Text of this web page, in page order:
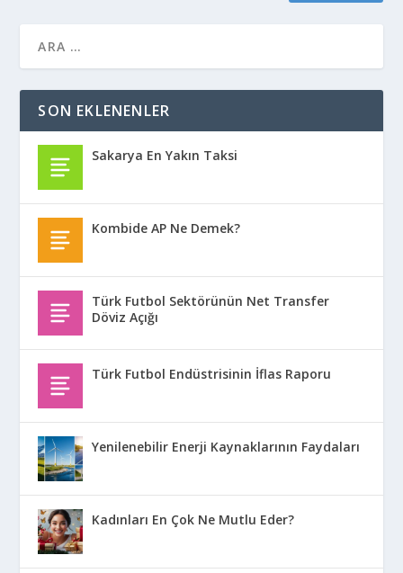
SON EKLENENLER
Sakarya En Yakın Taksi
Kombide AP Ne Demek?
Türk Futbol Sektörünün Net Transfer
Döviz Açığı
Türk Futbol Endüstrisinin İflas Raporu
Yenilenebilir Enerji Kaynaklarının Faydaları
Kadınları En Çok Ne Mutlu Eder?